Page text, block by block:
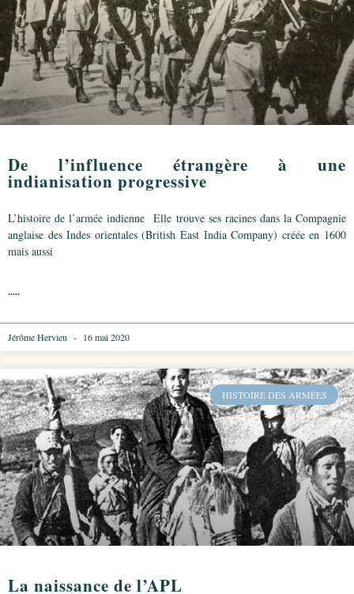
De l’influence étrangère à une
indianisation progressive
L’histoire de l’armée indienne Elle trouve ses racines dans la Compagnie
anglaise des Indes orientales (British East India Company) créée en 1600
mais aussi
.....
Jérôme Hervieu 16 mai 2020
HISTOIRE DES ARMÉES
La naissance de l’APL